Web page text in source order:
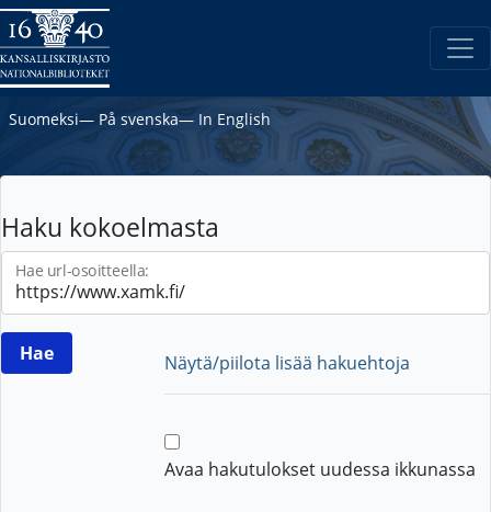
Suomeksi― På svenska― In English
Haku kokoelmasta
Hae url-osoitteella:
Näytä/piilota lisää hakuehtoja
Avaa hakutulokset uudessa ikkunassa